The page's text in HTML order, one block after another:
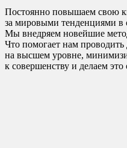
Постоянно повышаем свою
за мировыми тенденциями в
Мы внедряем новейшие
Что помогает нам
на высшем уровне,
к совершенству и делаем